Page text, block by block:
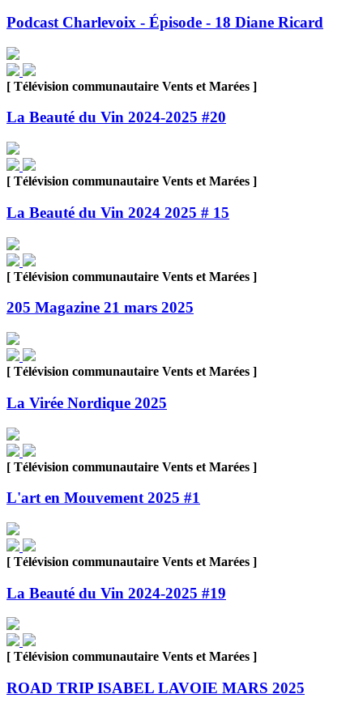
Podcast Charlevoix - Épisode - 18 Diane Ricard
[ Télévision communautaire Vents et Marées ]
La Beauté du Vin 2024-2025 #20
[ Télévision communautaire Vents et Marées ]
La Beauté du Vin 2024 2025 # 15
[ Télévision communautaire Vents et Marées ]
205 Magazine 21 mars 2025
[ Télévision communautaire Vents et Marées ]
La Virée Nordique 2025
[ Télévision communautaire Vents et Marées ]
L'art en Mouvement 2025 #1
[ Télévision communautaire Vents et Marées ]
La Beauté du Vin 2024-2025 #19
[ Télévision communautaire Vents et Marées ]
ROAD TRIP ISABEL LAVOIE MARS 2025